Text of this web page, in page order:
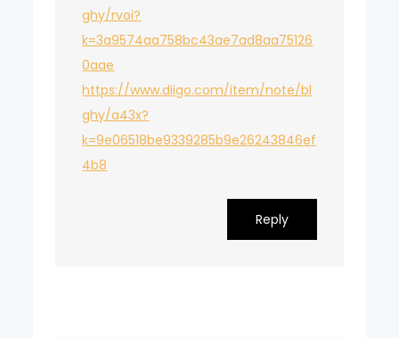
ghy/rvoi?
k=3a9574aa758bc43ae7ad8aa75126
0aae
https://www.diigo.com/item/note/bl
ghy/a43x?
k=9e06518be9339285b9e26243846ef
4b8
Reply